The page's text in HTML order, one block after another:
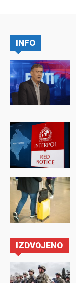
INFO
IZDVOJENO